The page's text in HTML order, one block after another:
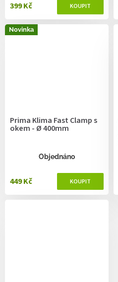
399 Kč
Novinka
Prima Klima Fast Clamp s
okem - Ø 400mm
Objednáno
449 Kč